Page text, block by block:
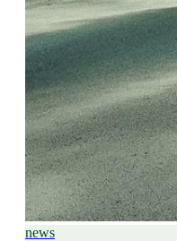
news